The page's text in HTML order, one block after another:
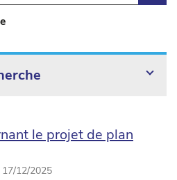
le projet de plan
17/12/2025